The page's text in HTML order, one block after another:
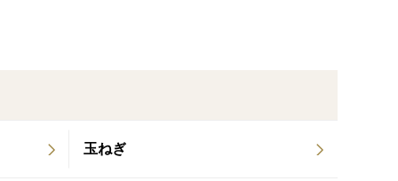
玉ねぎ